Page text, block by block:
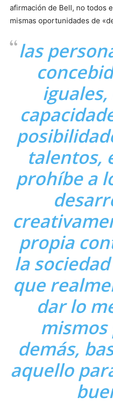
afirmación de Bell, no todos
mismas oportunidades de
las
talentos,
prohíbe a
propia
la
que
dar lo
demás,
aquello